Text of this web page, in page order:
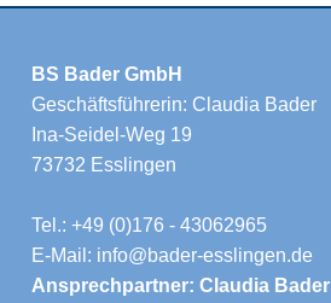
BS Bader GmbH
Geschäftsführerin: Claudia Bader
Ina-Seidel-Weg 19
73732 Esslingen
Tel.: +49 (0)176 - 43062965
E-Mail: info@bader-esslingen.de
Ansprechpartner: Claudia Bader